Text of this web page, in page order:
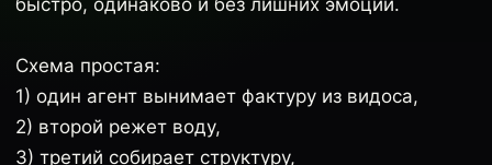
быстро, одинаково и без лишних эмоций.
Схема простая:
1) один агент вынимает фактуру из видоса,
2) второй режет воду,
3) третий собирает структуру,